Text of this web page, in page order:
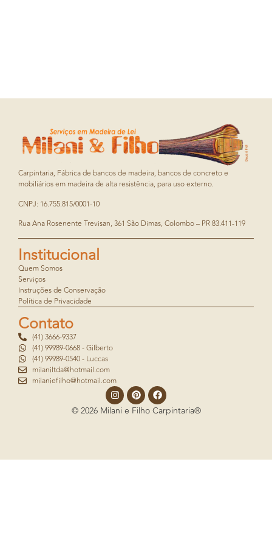
Carpintaria, Fábrica de bancos de madeira, bancos de concreto e
mobiliários em madeira de alta resistência, para uso externo.
CNPJ: 16.755.815/0001-10
Rua Ana Rosenente Trevisan, 361 São Dimas, Colombo – PR 83.411-119
Institucional
Quem Somos
Serviços
Instruções de Conservação
Política de Privacidade
Contato
(41) 3666-9337
(41) 99989-0668 - Gilberto
(41) 99989-0540 - Luccas
milaniltda@hotmail.com
milaniefilho@hotmail.com
© 2026 Milani e Filho Carpintaria®